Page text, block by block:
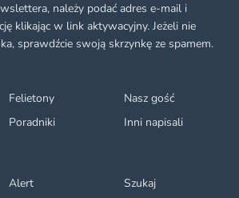
Felietony
Nasz gość
Poradniki
Inni napisali
Alert Szukaj
należy podać adres e-mail i
klikając w link aktywacyjny. Jeżeli nie
sprawdźcie swoją skrzynkę ze spamem.